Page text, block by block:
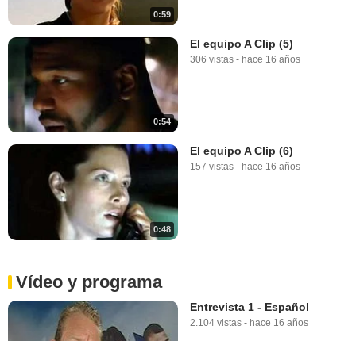
0:59
0:54
El equipo A Clip (5)
306 vistas - hace 16 años
0:48
El equipo A Clip (6)
157 vistas - hace 16 años
Vídeo y programa
Entrevista 1 - Español
2.104 vistas - hace 16 años